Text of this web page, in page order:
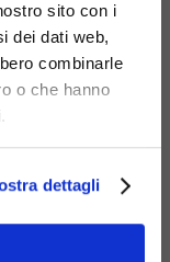
sito con i
dei dati web,
combinarle
o che hanno
dettagli